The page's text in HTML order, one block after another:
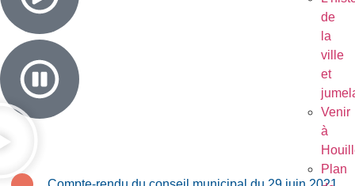
de
la
ville
et
Venir
à
Plan